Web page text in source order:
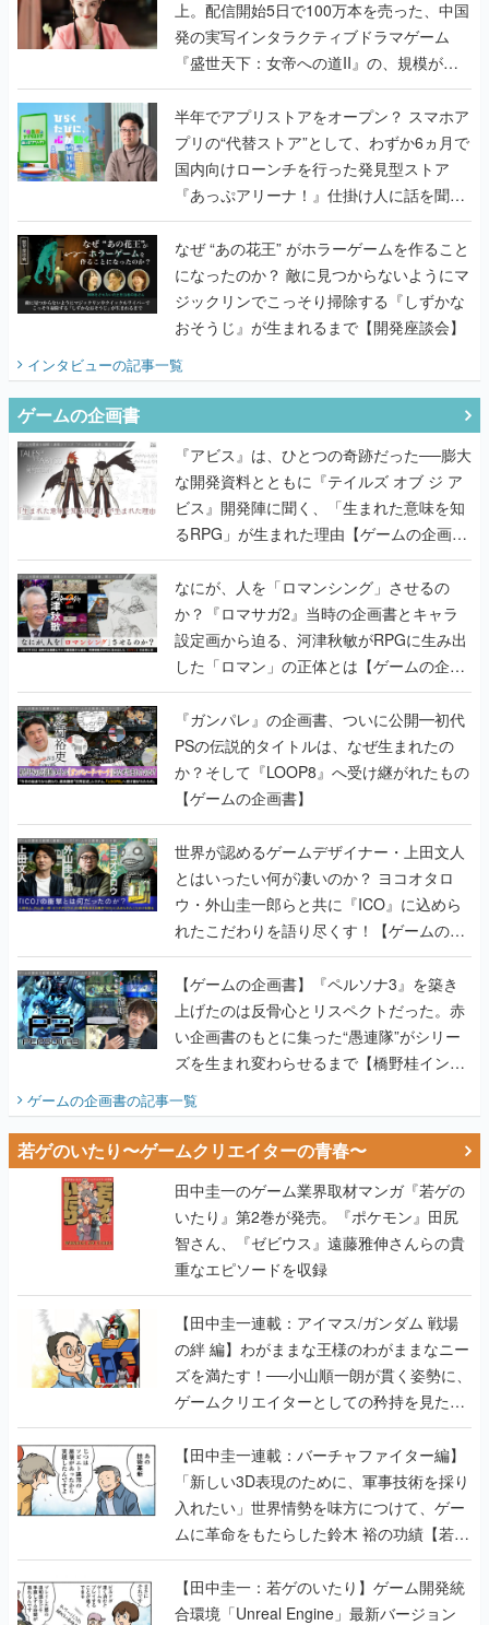
上。配信開始5日で100万本を売った、中国
発の実写インタラクティブドラマゲーム
『盛世天下：女帝への道II』の、規模が違
うこだわりをプロデューサーに聞いた
半年でアプリストアをオープン？ スマホア
プリの“代替ストア”として、わずか6ヵ月で
国内向けローンチを行った発見型ストア
『あっぷアリーナ！』仕掛け人に話を聞い
てみた
なぜ “あの花王” がホラーゲームを作ること
になったのか？ 敵に見つからないようにマ
ジックリンでこっそり掃除する『しずかな
おそうじ』が生まれるまで【開発座談会】
インタビューの記事一覧
ゲームの企画書
『アビス』は、ひとつの奇跡だった──膨大
な開発資料とともに『テイルズ オブ ジ ア
ビス』開発陣に聞く、「生まれた意味を知
るRPG」が生まれた理由【ゲームの企画
書】
なにが、人を「ロマンシング」させるの
か？『ロマサガ2』当時の企画書とキャラ
設定画から迫る、河津秋敏がRPGに生み出
した「ロマン」の正体とは【ゲームの企画
書】
『ガンパレ』の企画書、ついに公開━初代
PSの伝説的タイトルは、なぜ生まれたの
か？そして『LOOP8』へ受け継がれたもの
【ゲームの企画書】
世界が認めるゲームデザイナー・上田文人
とはいったい何が凄いのか？ ヨコオタロ
ウ・外山圭一郎らと共に『ICO』に込めら
れたこだわりを語り尽くす！【ゲームの企
画書】
【ゲームの企画書】『ペルソナ3』を築き
上げたのは反骨心とリスペクトだった。赤
い企画書のもとに集った“愚連隊”がシリー
ズを生まれ変わらせるまで【橋野桂インタ
ゲームの企画書の記事一覧
若ゲのいたり〜ゲームクリエイターの青春〜
田中圭一のゲーム業界取材マンガ『若ゲの
いたり』第2巻が発売。『ポケモン』田尻
智さん、『ゼビウス』遠藤雅伸さんらの貴
重なエピソードを収録
【田中圭一連載：アイマス/ガンダム 戦場
の絆 編】わがままな王様のわがままなニー
ズを満たす！──小山順一朗が貫く姿勢に、
ゲームクリエイターとしての矜持を見た
【若ゲのいたり最終回】
【田中圭一連載：バーチャファイター編】
「新しい3D表現のために、軍事技術を採り
入れたい」世界情勢を味方につけて、ゲー
ムに革命をもたらした鈴木 裕の功績【若ゲ
のいたり】
【田中圭一：若ゲのいたり】ゲーム開発統
合環境「Unreal Engine」最新バージョン